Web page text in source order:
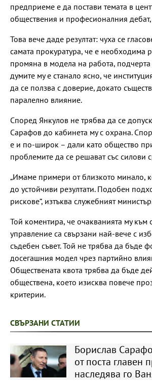
предприеме е да постави темата в
обществения и професионалния
Това вече даде резултат: чуха се
самата прокуратура, че е необходима
промяна в модела на работа,
думите му е станало ясно, че
да се ползва с доверие, докато
паралелно влияние.
Според Янкулов не трябва да се
Сарафов до кабинета му с охрана.
е и по-широк – дали като общество
проблемите да се решават със силови
„Имаме примери от близкото минало,
до устойчиви резултати. Подобен
рискове“, изтъква служебният
Той коментира, че очакванията му към
управление са свързани най-вече с
съдебен съвет. Той не трябва да бъде
досегашния модел чрез партийно
Обществената квота трябва да бъде
обществена, което изисква повече
критерии.
СВЪРЗАНИ СТАТИИ
Борислав
от поста главен
наследява го